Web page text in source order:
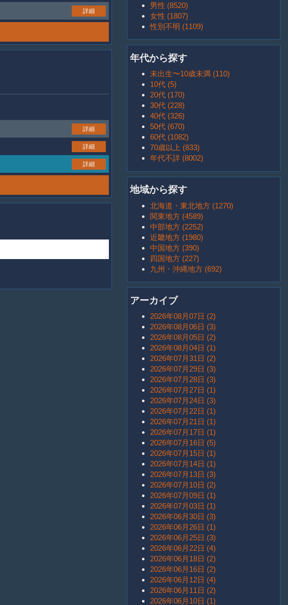
詳細
詳細
詳細
詳細
男性 (8520)
女性 (1807)
性別不明 (1109)
年代から探す
未出生〜10歳未満 (110)
10代 (5)
20代 (170)
30代 (228)
40代 (326)
50代 (670)
60代 (1082)
70歳以上 (833)
年代不詳 (8002)
地域から探す
北海道・東北地方 (1270)
関東地方 (4589)
中部地方 (2252)
近畿地方 (1980)
中国地方 (390)
四国地方 (227)
九州・沖縄地方 (692)
アーカイブ
2026年08月07日 (2)
2026年08月06日 (3)
2026年08月05日 (2)
2026年08月04日 (1)
2026年07月31日 (2)
2026年07月29日 (3)
2026年07月28日 (3)
2026年07月27日 (1)
2026年07月24日 (3)
2026年07月22日 (1)
2026年07月21日 (1)
2026年07月17日 (1)
2026年07月16日 (5)
2026年07月15日 (1)
2026年07月14日 (1)
2026年07月13日 (3)
2026年07月10日 (2)
2026年07月09日 (1)
2026年07月03日 (1)
2026年06月30日 (3)
2026年06月26日 (1)
2026年06月25日 (3)
2026年06月22日 (4)
2026年06月18日 (2)
2026年06月16日 (2)
2026年06月12日 (4)
2026年06月11日 (2)
2026年06月10日 (1)